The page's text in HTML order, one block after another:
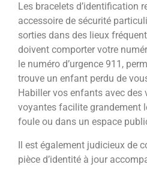
Les bracelets d’identification
accessoire de sécurité
sorties dans des lieux
doivent comporter votre
le numéro d’urgence 911,
trouve un enfant perdu de
Habiller vos enfants avec des
voyantes facilite grandement
foule ou dans un espace
Il est également judicieux de
pièce d’identité à jour